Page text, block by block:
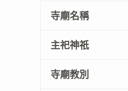
寺廟名稱
主祀神祇
寺廟教別